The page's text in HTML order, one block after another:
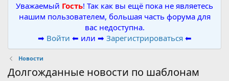
Уважаемый Гость! Так как вы ещё пока не являетесь
нашим пользователем, большая часть форума для
вас недоступна.
➡ Войти ⬅ или ➡ Зарегистрироваться ⬅
Новости
Долгожданные новости по шаблонам